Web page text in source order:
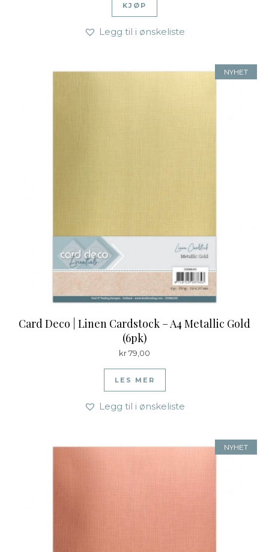
KJØP
Legg til i ønskeliste
NYHET
Card Deco | Linen Cardstock – A4 Metallic Gold
(6pk)
kr79,00
LES MER
Legg til i ønskeliste
NYHET